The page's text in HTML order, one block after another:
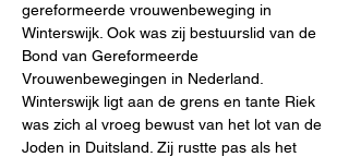
gereformeerde vrouwenbeweging in
Winterswijk. Ook was zij bestuurslid van de
Bond van Gereformeerde
Vrouwenbewegingen in Nederland.
Winterswijk ligt aan de grens en tante Riek
was zich al vroeg bewust van het lot van de
Joden in Duitsland. Zij rustte pas als het